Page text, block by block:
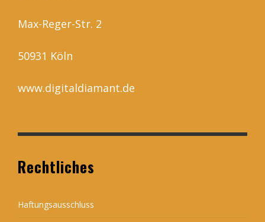
Max-Reger-Str. 2
50931 Köln
www.digitaldiamant.de
Rechtliches
Haftungsausschluss